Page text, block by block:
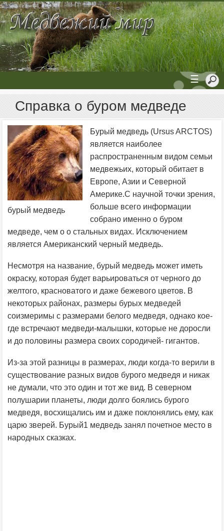
☰
Справка о буром медведе
бурый медведь
Бурый медведь (Ursus ARCTOS)
является наиболее
распространенным видом семьи
медвежьих, который обитает в
Европе, Азии и Северной
Америке.С научной точки зрения,
больше всего информации
собрано именно о буром
медведе, чем о о стальных видах. Исключением
является Американский черный медведь.
Несмотря на название, бурый медведь может иметь
окраску, которая будет варьироваться от черного до
желтого, красноватого и даже бежевого цветов. В
некоторых районах, размеры бурых медведей
соизмеримы с размерами белого медведя, однако кое-
где встречают медведи-малышки, которые не доросли
и до половины размера своих сородичей- гигантов.
Из-за этой разницы в размерах, люди когда-то верили в
существование разных видов бурого медведя и никак
не думали, что это один и тот же вид. В северном
полушарии планеты, люди долго боялись бурого
медведя, восхищались им и даже поклонялись ему, как
царю зверей. Бурый1 медведь занял почетное место в
народных сказках.